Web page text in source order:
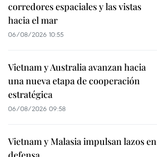
corredores espaciales y las vistas
hacia el mar
06/08/2026 10:55
Vietnam y Australia avanzan hacia
una nueva etapa de cooperación
estratégica
06/08/2026 09:58
Vietnam y Malasia impulsan lazos en